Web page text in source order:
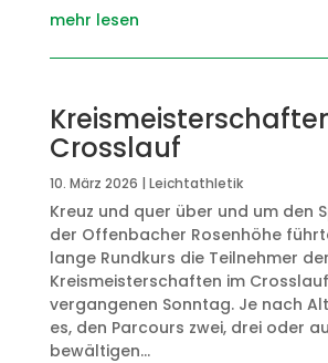
mehr lesen
Crosslauf
10. März 2026 | Leichtathletik
Kreuz und quer über und um den
der Offenbacher Rosenhöhe
lange Rundkurs die Teilnehmer der
Kreismeisterschaften im
vergangenen Sonntag. Je nach
es, den Parcours zwei, drei oder
bewältigen...